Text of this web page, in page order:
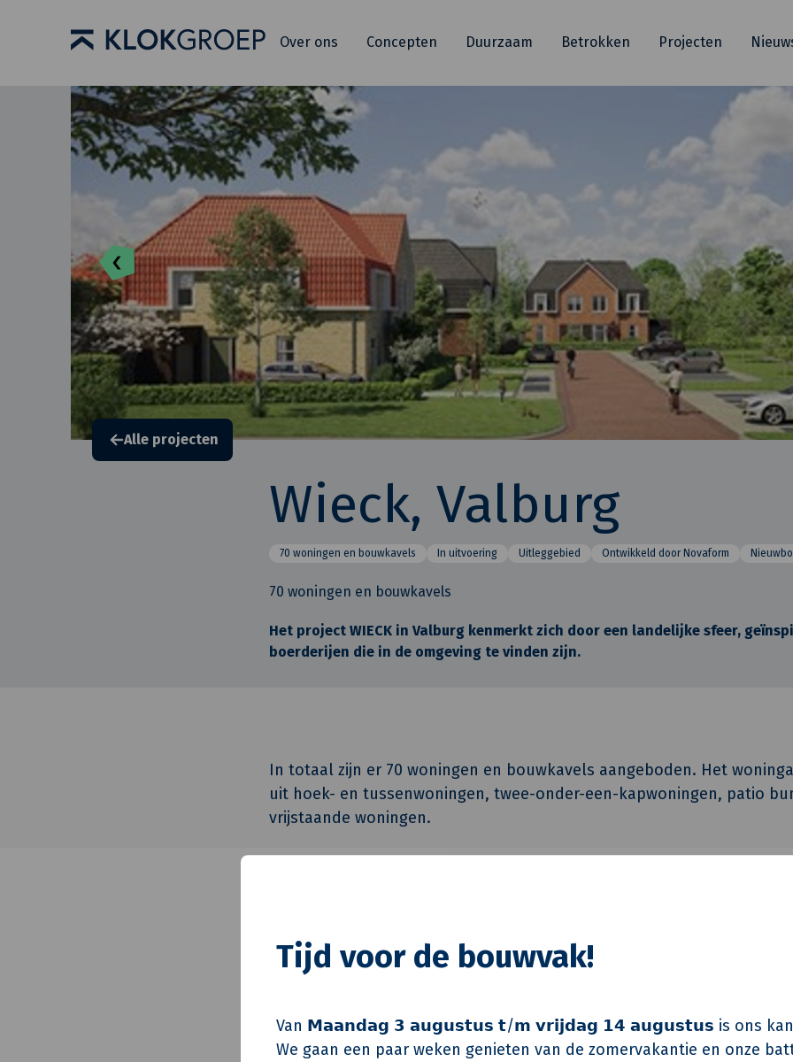
Tijd voor de bouwvak!
Van 𝗠𝗮𝗮𝗻𝗱𝗮𝗴 𝟯 𝗮𝘂𝗴𝘂𝘀𝘁𝘂𝘀 𝘁/𝗺 𝘃𝗿𝗶𝗷𝗱𝗮𝗴 𝟭𝟰 𝗮𝘂𝗴𝘂𝘀𝘁𝘂𝘀 is ons
We gaan een paar weken genieten van de zomervakantie en onze
Over ons Concepten Duurzaam Betrokken Projecten
Alle projecten
Wieck, Valburg
70 woningen en bouwkavels In uitvoering Uitleggebied Ontwikkeld door Novaform
70 woningen en bouwkavels
Het project WIECK in Valburg kenmerkt zich door een landelijke sfeer,
boerderijen die in de omgeving te vinden zijn.
In totaal zijn er 70 woningen en bouwkavels aangeboden. Het
uit hoek- en tussenwoningen, twee-onder-een-kapwoningen, patio
vrijstaande woningen.
Constructeur
Realisatie
Aannemersbedrijf Jan